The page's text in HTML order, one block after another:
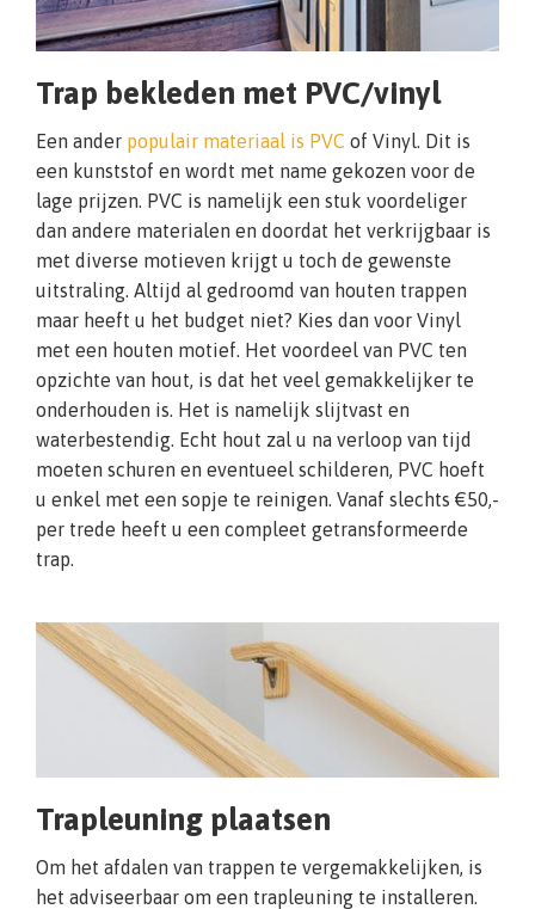
Trap bekleden met PVC/vinyl
Een ander populair materiaal is PVC of Vinyl. Dit is
een kunststof en wordt met name gekozen voor de
lage prijzen. PVC is namelijk een stuk voordeliger
dan andere materialen en doordat het verkrijgbaar is
met diverse motieven krijgt u toch de gewenste
uitstraling. Altijd al gedroomd van houten trappen
maar heeft u het budget niet? Kies dan voor Vinyl
met een houten motief. Het voordeel van PVC ten
opzichte van hout, is dat het veel gemakkelijker te
onderhouden is. Het is namelijk slijtvast en
waterbestendig. Echt hout zal u na verloop van tijd
moeten schuren en eventueel schilderen, PVC hoeft
u enkel met een sopje te reinigen. Vanaf slechts €50,-
per trede heeft u een compleet getransformeerde
trap.
Trapleuning plaatsen
Om het afdalen van trappen te vergemakkelijken, is
het adviseerbaar om een trapleuning te installeren.